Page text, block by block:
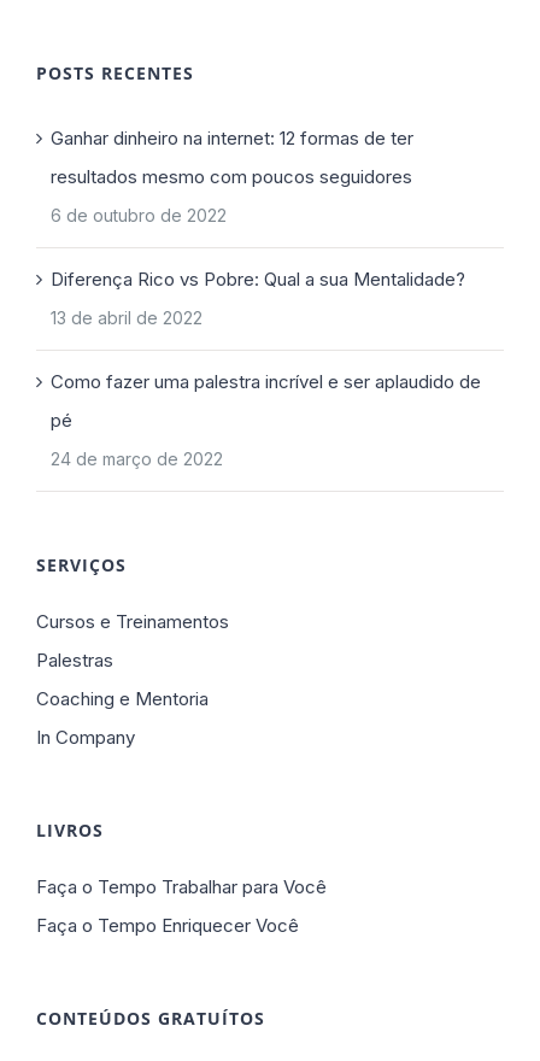
POSTS RECENTES
Ganhar dinheiro na internet: 12 formas de ter
resultados mesmo com poucos seguidores
6 de outubro de 2022
Diferença Rico vs Pobre: Qual a sua Mentalidade?
13 de abril de 2022
Como fazer uma palestra incrível e ser aplaudido de
pé
24 de março de 2022
SERVIÇOS
Cursos e Treinamentos
Palestras
Coaching e Mentoria
In Company
LIVROS
Faça o Tempo Trabalhar para Você
Faça o Tempo Enriquecer Você
CONTEÚDOS GRATUÍTOS